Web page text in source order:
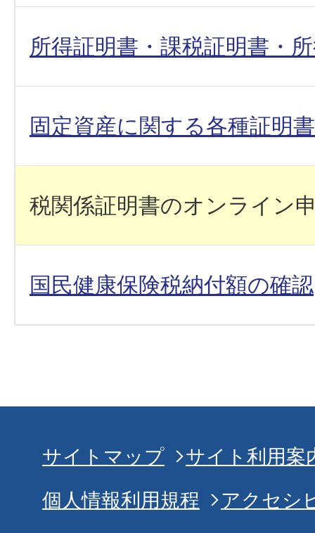
所得証明書・課税証明書・
固定資産に関する各種証明書
税関係証明書のオンライン
国民健康保険税納付額の確認
サイトマップ
サイト利用案
個人情報利用規程
アクセシ